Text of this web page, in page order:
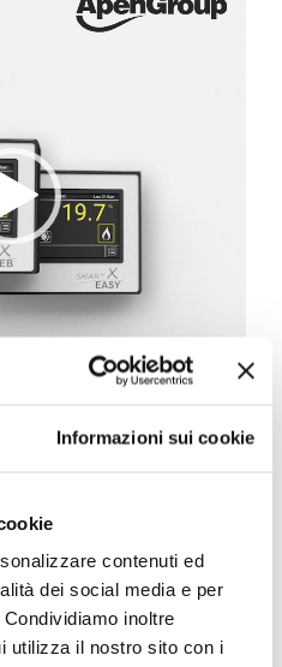
Informazioni sui cookie
contenuti ed
dei social media e per
inoltre
utilizza il nostro sito con i
LinkedInWhatsAppPinterestEmail